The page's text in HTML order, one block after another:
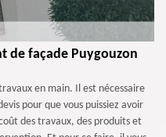
de façade Puygouzon
en main. Il est nécessaire
pour que vous puissiez avoir
des travaux, des produits et